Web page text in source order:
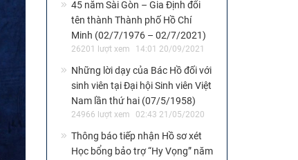
45 năm Sài Gòn – Gia Định đổi
tên thành Thành phố Hồ Chí
Minh (02/7/1976 – 02/7/2021)
26201 lượt xem 14:01 20/09/2021
Những lời dạy của Bác Hồ đối với
sinh viên tại Đại hội Sinh viên Việt
Nam lần thứ hai (07/5/1958)
24966 lượt xem 02:43 21/05/2020
Thông báo tiếp nhận Hồ sơ xét
Học bổng bảo trợ “Hy Vọng” năm